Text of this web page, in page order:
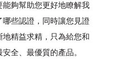
能夠幫助您更好地瞭解我
哪些認證，同時讓您見證
地精益求精，只為給您和
全、最優質的產品。